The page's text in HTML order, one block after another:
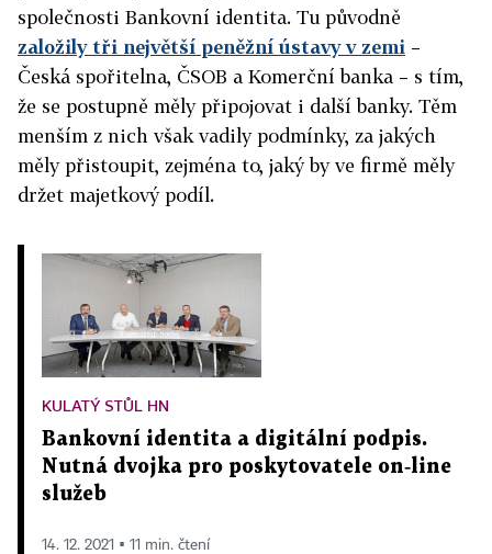
společnosti Bankovní identita. Tu původně
založily tři největší peněžní ústavy v zemi –
Česká spořitelna, ČSOB a Komerční banka – s tím,
že se postupně měly připojovat i další banky. Těm
menším z nich však vadily podmínky, za jakých
měly přistoupit, zejména to, jaký by ve firmě měly
držet majetkový podíl.
KULATÝ STŮL HN
Bankovní identita a digitální podpis.
Nutná dvojka pro poskytovatele on‑line
služeb
14. 12. 2021 ▪ 11 min. čtení